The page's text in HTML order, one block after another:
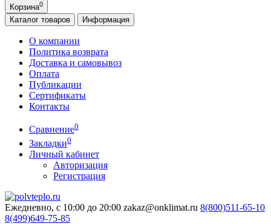
Корзина0
Каталог товаров Информация
О компании
Политика возврата
Доставка и самовывоз
Оплата
Публикации
Сертификаты
Контакты
Сравнение0
Закладки0
Личный кабинет
Авторизация
Регистрация
Ежедневно, с 10:00 до 20:00 zakaz@onklimat.ru 8(800)511-65-10
8(499)649-75-85